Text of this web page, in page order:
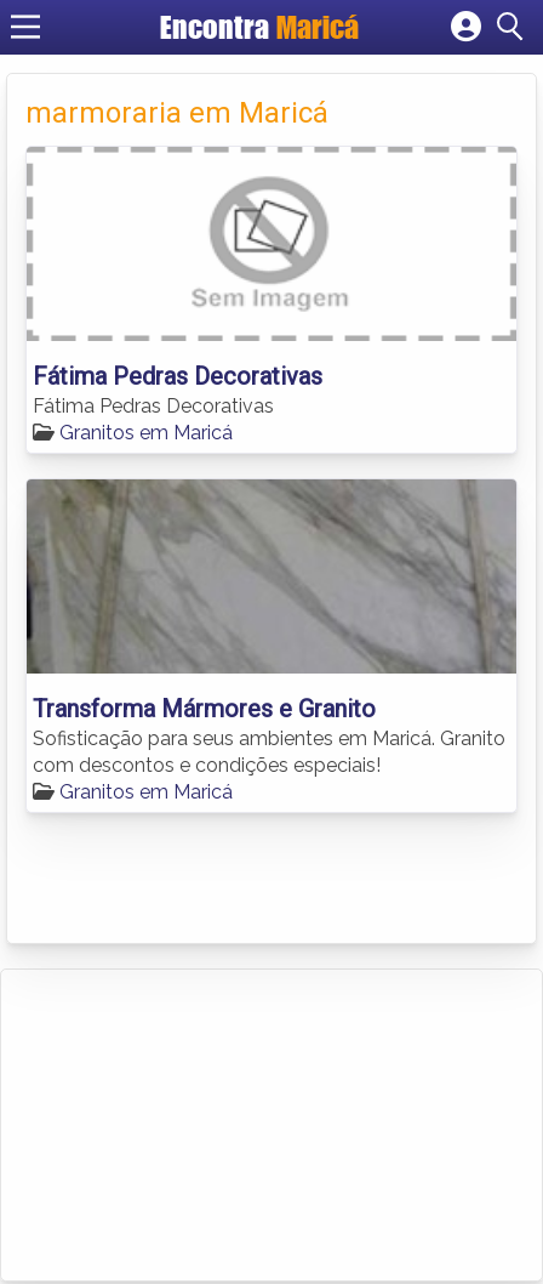
EncontraMaricá
Cadastrar empresa
Criar conta
marmoraria em Maricá
Fátima Pedras Decorativas
Fátima Pedras Decorativas
Granitos em Maricá
Transforma Mármores e Granito
Sofisticação para seus ambientes em Maricá. Granito
com descontos e condições especiais!
Granitos em Maricá